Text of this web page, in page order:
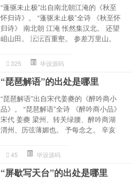
“蓬驱未止极”出自南北朝江淹的《秋至
怀归诗》。 “蓬驱未止极”全诗 《秋至怀
归诗》 南北朝 江淹 怅然集汉北。 还望
岨山田。 沄沄百重壑。 参差万里山。
325 毕设源码
“琵琶解语”的出处是哪里
“琵琶解语”出自宋代姜夔的《醉吟商小
品》。 “琵琶解语”全诗 《醉吟商小品》
宋代 姜夔 梁州、转关绿腰、醉吟商湖
渭州、历弦薄媚也。 予每念之。 辛亥
45 毕设源码
“屏歇写天台”的出处是哪里